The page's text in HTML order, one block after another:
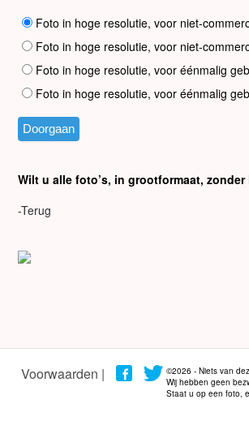
Foto in hoge resolutie, voor niet-
Foto in hoge resolutie, voor niet-
Foto in hoge resolutie, voor éénmalig
Foto in hoge resolutie, voor éénmalig
Wilt u alle foto’s, in grootformaat,
-Terug
Voorwaarden |
©2026 - Niets van
Wij hebben geen
Staat u op een foto,